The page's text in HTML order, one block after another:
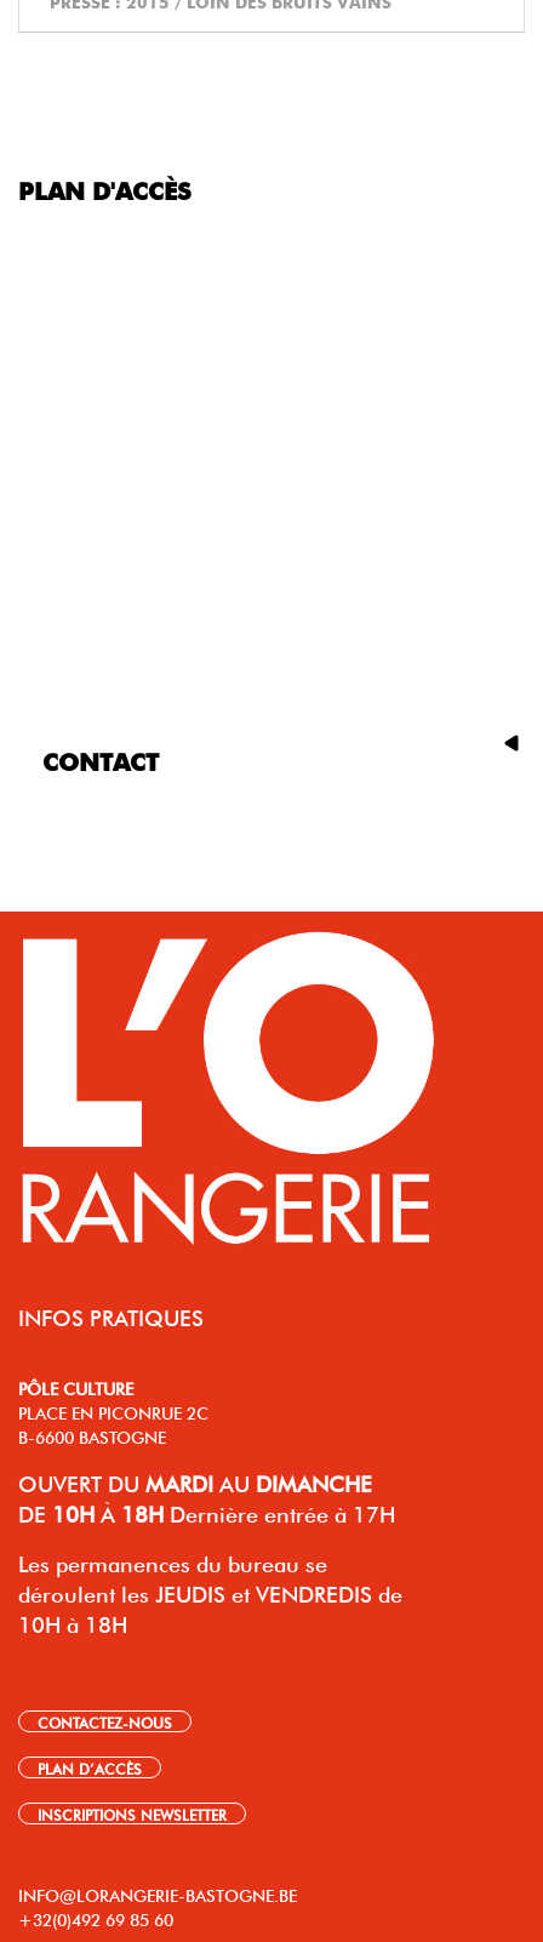
PLAN D'ACCÈS
CONTACT
INFOS PRATIQUES
PÔLE CULTURE
PLACE EN PICONRUE 2C
B-6600 BASTOGNE
OUVERT DU MARDI AU DIMANCHE
DE 10H À 18H Dernière entrée à 17H
Les permanences du bureau se
déroulent les JEUDIS et VENDREDIS de
10H à 18H
CONTACTEZ-NOUS
PLAN D’ACCÈS
INSCRIPTIONS NEWSLETTER
INFO@LORANGERIE-BASTOGNE.BE
+32(0)492 69 85 60